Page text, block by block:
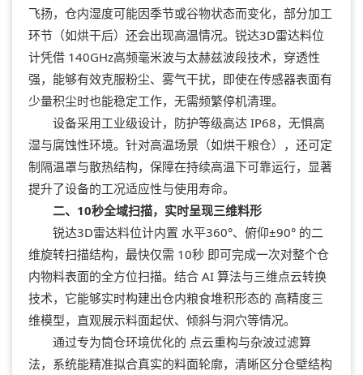
飞扬，仓内湿度可能因季节或谷物状态而变化，部分加工
环节（如烘干后）还会出现高温情况。锐达3D雷达料位
计凭借 140GHz高频毫米波与太赫兹波段技术，穿透性
强，能够有效克服粉尘、雾气干扰，即使在传感器表面有
少量积尘时也能稳定工作，无需频繁停机清理。
设备采用工业级设计，防护等级高达 IP68，无惧高
湿与腐蚀性环境。针对高温场景（如烘干粮仓），还可定
制隔温罩与散热结构，保障在持续高温下可靠运行，显著
提升了设备的工况适应性与使用寿命。
二、10秒全域扫描，实时呈现三维料形
锐达3D雷达料位计内置 水平360°、俯仰±90° 的二
维旋转扫描结构，最快仅需 10秒 即可完成一次对整个仓
内物料表面的全方位扫描。结合 AI 算法与三维点云转换
技术，它能够实时构建出仓内粮食堆积形态的 高精度三
维模型，直观展示料面起伏、倾斜与洞穴等情况。
通过专为筒仓环境优化的 点云重构与杂波过滤算
法，系统能精准拟合真实的料面轮廓，清晰区分仓壁结构